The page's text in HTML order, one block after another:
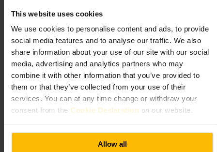
This website uses cookies
We use cookies to personalise content and ads, to provide
social media features and to analyse our traffic. We also
share information about your use of our site with our social
media, advertising and analytics partners who may
combine it with other information that you’ve provided to
them or that they’ve collected from your use of their
services. You can at any time change or withdraw your
consent from the Cookie Declaration on our website.
Allow all
٤٫٤
٤٫٥
“كوكتيل بطابع مختبري، سهرة مُركزة على
النكهة”
حياة_ليل #خروجة_مسائية